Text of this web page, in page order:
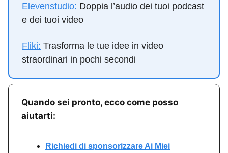
Elevenstudio: Doppia l’audio dei tuoi podcast
e dei tuoi video
Fliki: Trasforma le tue idee in video
straordinari in pochi secondi
Quando sei pronto, ecco come posso
aiutarti:
Richiedi di sponsorizzare Ai Miei